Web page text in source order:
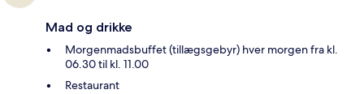
Mad og drikke
Morgenmadsbuffet (tillægsgebyr) hver morgen fra kl.
06.30 til kl. 11.00
Restaurant